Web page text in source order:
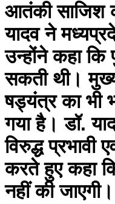
आतंकी साजिश
यादव ने
उन्होंने कहा
सकती थी।
षड्यंत्र का भी
गया है। डॉ.
विरुद्ध प्रभावी
करते हुए कहा
नहीं की जाएगी।